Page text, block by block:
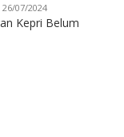
26/07/2024
Kepri Belum